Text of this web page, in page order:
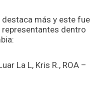
más y este fue
dentro
La L, Kris R., ROA –